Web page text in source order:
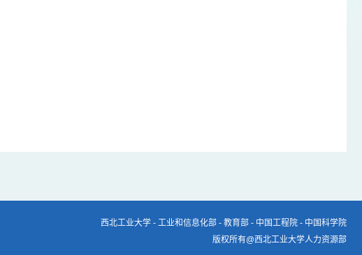
西北工业大学 - 工业和信息化部 - 教育部 - 中国工程院 - 中国科学院
版权所有@西北工业大学人力资源部